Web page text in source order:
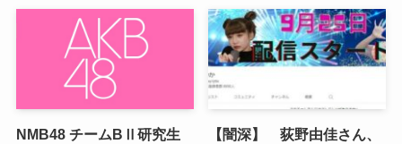
NMB48 チームBⅡ研究生
【闇深】 荻野由佳さん、